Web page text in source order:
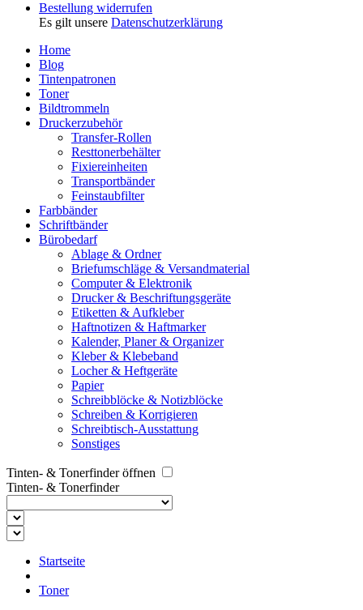
Bestellung widerrufen
Es gilt unsere Datenschutzerklärung
Home
Blog
Tintenpatronen
Toner
Bildtrommeln
Druckerzubehör
Transfer-Rollen
Resttonerbehälter
Fixiereinheiten
Transportbänder
Feinstaubfilter
Farbbänder
Schriftbänder
Bürobedarf
Ablage & Ordner
Briefumschläge & Versandmaterial
Computer & Elektronik
Drucker & Beschriftungsgeräte
Etiketten & Aufkleber
Haftnotizen & Haftmarker
Kalender, Planer & Organizer
Kleber & Klebeband
Locher & Heftgeräte
Papier
Schreibblöcke & Notizblöcke
Schreiben & Korrigieren
Schreibtisch-Ausstattung
Sonstiges
Tinten- & Tonerfinder öffnen
Tinten- & Tonerfinder
Startseite
Toner